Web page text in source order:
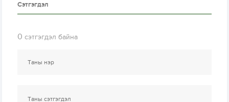
Сэтгэгдэл
0 сэтгэгдэл байна